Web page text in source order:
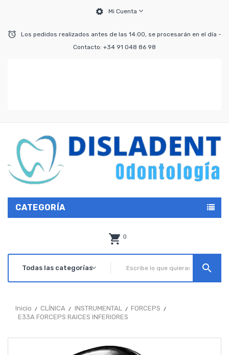
Mi Cuenta
Los pedidos realizados antes de las 14:00, se procesarán en el día -
Contacto: +34 91 048 86 98
CATEGORÍA
0
search
Inicio CLÍNICA INSTRUMENTAL
FORCEPS
E33A FORCEPS RAICES INFERIORES